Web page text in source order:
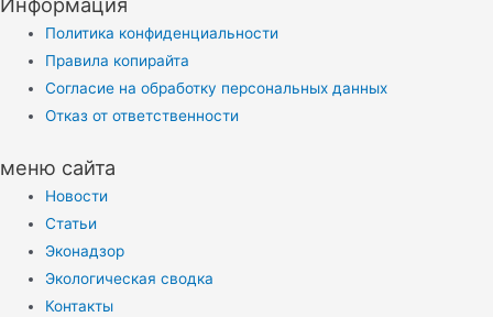
Информация
Политика конфиденциальности
Правила копирайта
Согласие на обработку персональных данных
Отказ от ответственности
меню сайта
Новости
Статьи
Эконадзор
Экологическая сводка
Контакты